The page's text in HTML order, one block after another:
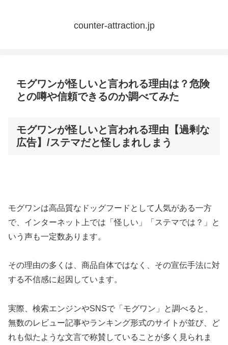
counter-attraction.jp
モグワンが怪しいと言われる理由は？危険
との噂や信頼できるのか調べてみた
モグワンが怪しいと言われる理由【過剰な
広告】/ステマだと怪しまれしまう
モグワンは高品質なドッグフードとして人気がある一方
で、インターネット上では「怪しい」「ステマでは？」と
いう声も一定数あります。
その理由の多くは、商品自体ではなく、その宣伝手法に対
する不信感に起因しています。
実際、検索エンジンやSNSで「モグワン」と調べると、
無数のレビュー記事やランキング形式のサイトが並び、ど
れも似たような文言で称賛していることが多く見られま